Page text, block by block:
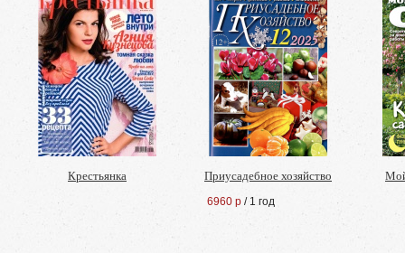
Крестьянка Приусадебное хозяйство
6960 р / 1 год